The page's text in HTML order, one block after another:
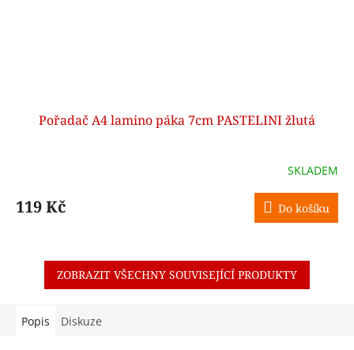
Pořadač A4 lamino páka 7cm PASTELINI žlutá
SKLADEM
119 Kč Do košíku
ZOBRAZIT VŠECHNY SOUVISEJÍCÍ PRODUKTY
Popis Diskuze